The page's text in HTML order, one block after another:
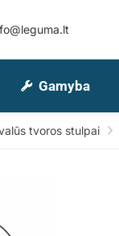
Gamyba
tvoros stulpai